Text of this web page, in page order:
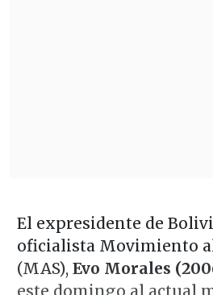
El expresidente de
oficialista Movimiento
(MAS), Evo Morales
este domingo al actual